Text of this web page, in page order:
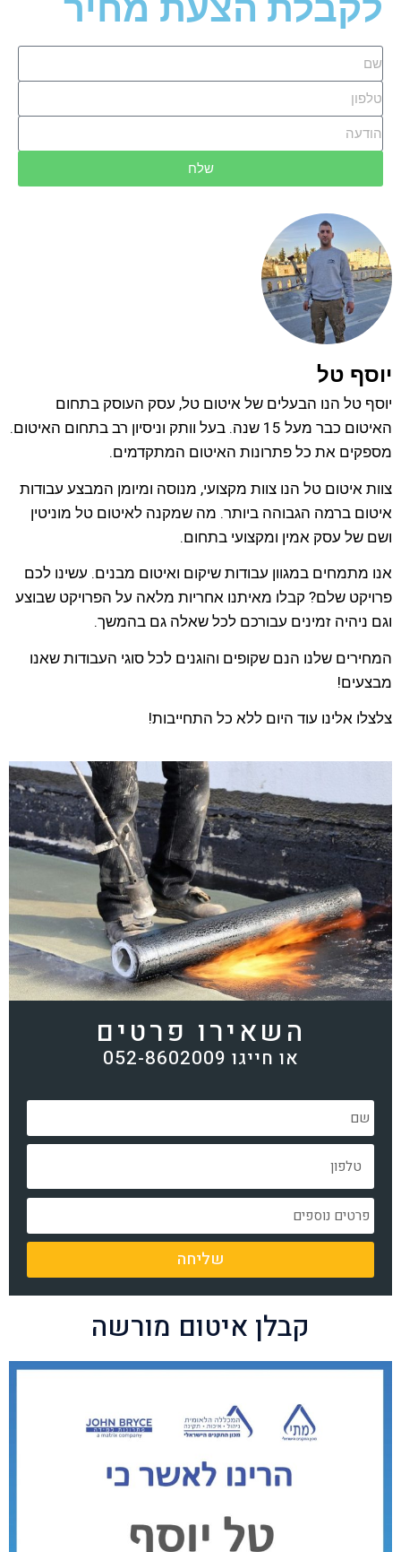
שלח
יוסף טל
יוסף טל הנו הבעלים של איטום טל, עסק העוסק בתחום
האיטום כבר מעל 15 שנה. בעל וותק וניסיון רב בתחום האיטום.
מספקים את כל פתרונות האיטום המתקדמים.
צוות איטום טל הנו צוות מקצועי, מנוסה ומיומן המבצע עבודות
איטום ברמה הגבוהה ביותר. מה שמקנה לאיטום טל מוניטין
ושם של עסק אמין ומקצועי בתחום.
אנו מתמחים במגוון עבודות שיקום ואיטום מבנים. עשינו לכם
פרויקט שלם? קבלו מאיתנו אחריות מלאה על הפרויקט שבוצע
וגם ניהיה זמינים עבורכם לכל שאלה גם בהמשך.
המחירים שלנו הנם שקופים והוגנים לכל סוגי העבודות שאנו
מבצעים!
צלצלו אלינו עוד היום ללא כל התחייבות!
השאירו פרטים
או חייגו 052-8602009
שליחה
קבלן איטום מורשה